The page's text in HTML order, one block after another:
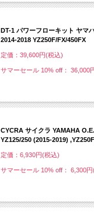
DT-1 パワーフローキット ヤマ
2014-2018 YZ250F/FX/450FX
定価：39,600円(税込)
サマーセール 10% off： 36,000
CYCRA サイクラ YAMAHA
YZ125/250 (2015-2019)
定価：6,930円(税込)
サマーセール 10% off： 6,300円